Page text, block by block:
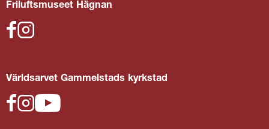
Friluftsmuseet Hägnan
Världsarvet Gammelstads kyrkstad